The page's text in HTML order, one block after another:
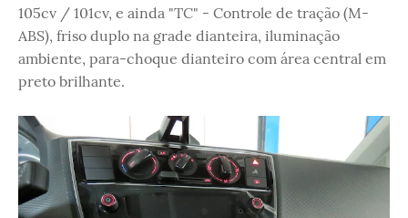
105cv / 101cv, e ainda "TC" - Controle de tração (M-
ABS), friso duplo na grade dianteira, iluminação
ambiente, para-choque dianteiro com área central em
preto brilhante.